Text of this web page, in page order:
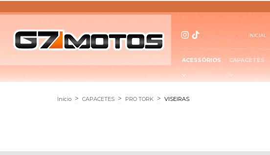
INICIAL
ACESSÓRIOS CAPACETES
Início > CAPACETES > PRO TORK > VISEIRAS